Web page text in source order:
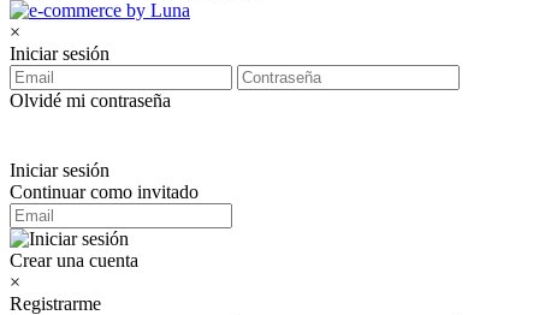
×
Iniciar sesión
Olvidé mi contraseña
Iniciar sesión
Continuar como invitado
Crear una cuenta
×
Registrarme